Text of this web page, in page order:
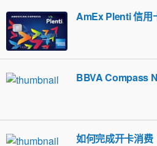
AmEx Plenti 信用
BBVA Compass
如何完成开卡消费